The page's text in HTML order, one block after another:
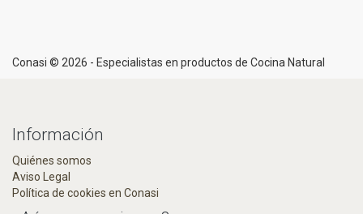
Conasi © 2026 - Especialistas en productos de Cocina Natural
Información
Quiénes somos
Aviso Legal
Política de cookies en Conasi